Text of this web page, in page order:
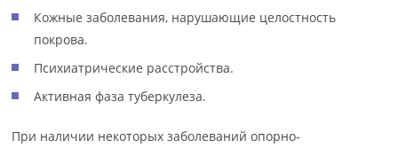
Кожные заболевания, нарушающие целостность
покрова.
Психиатрические расстройства.
Активная фаза туберкулеза.
При наличии некоторых заболеваний опорно-